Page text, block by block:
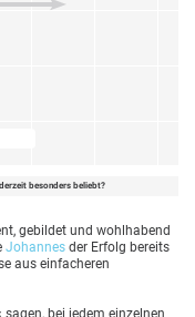
derzeit besonders beliebt?
gebildet und wohlhabend
Johannes der Erfolg bereits
aus einfacheren
bei jedem einzelnen